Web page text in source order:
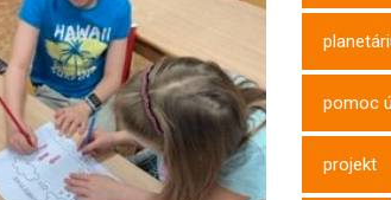
pomoc
projekt